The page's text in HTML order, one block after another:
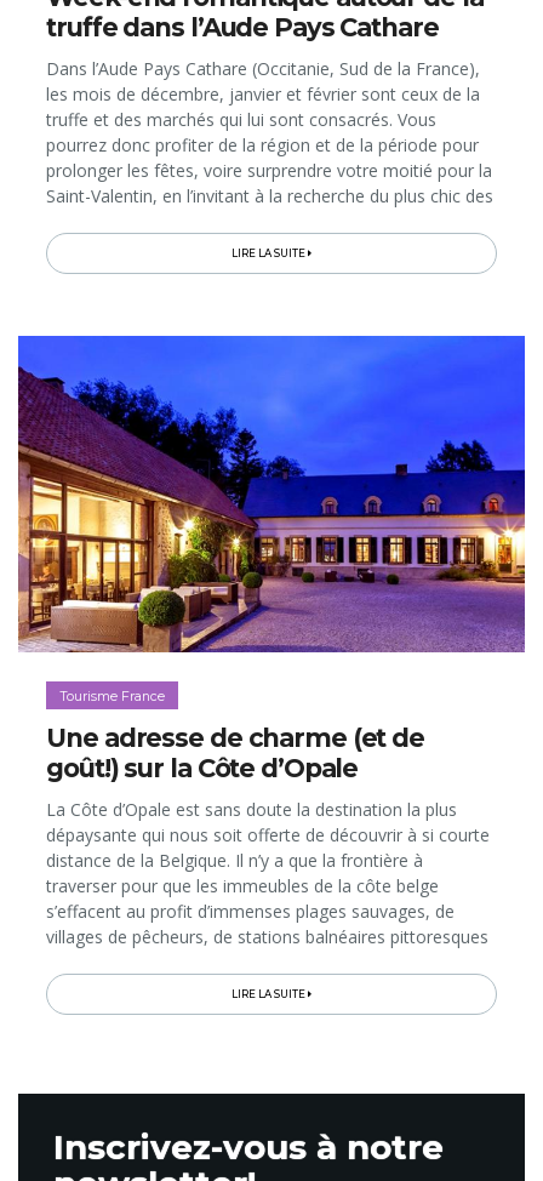
truffe dans l’Aude Pays Cathare
Dans l’Aude Pays Cathare (Occitanie, Sud de la France),
les mois de décembre, janvier et février sont ceux de la
truffe et des marchés qui lui sont consacrés. Vous
pourrez donc profiter de la région et de la période pour
prolonger les fêtes, voire surprendre votre moitié pour la
Saint-Valentin, en l’invitant à la recherche du plus chic des
idées d’escapades à la découverte du diamant noir et de
toute la tradition qui l’entoure: cavages, marchés et les
dans un château historique installé sur un domaine
viticole du Minervois, entre Carcassonne et Narbonne;
des cités facilement accessibles depuis la Belgique par
avion (vols directs Charleroi-Carcassonne) ou TGV (ligne
directe Bruxelles-Narbonne)…
LIRE LA SUITE
Tourisme France
Une adresse de charme (et de
goût!) sur la Côte d’Opale
La Côte d’Opale est sans doute la destination la plus
dépaysante qui nous soit offerte de découvrir à si courte
distance de la Belgique. Il n’y a que la frontière à
traverser pour que les immeubles de la côte belge
s’effacent au profit d’immenses plages sauvages, de
villages de pêcheurs, de stations balnéaires pittoresques
Nez (classés ensemble «Grand Site de France») sont les
plus célèbres. Juste derrière les plages, s’étend une
les Bernard tiennent La Ferme du Vert, un Logis Hôtel de
et d’un restaurant récompensé d’un Bib Gourmand
Michelin…
LIRE LA SUITE
Inscrivez-vous à notre